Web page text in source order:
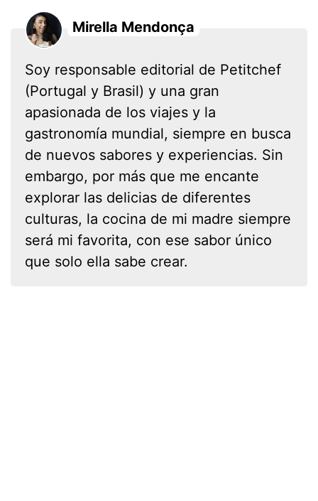
Mirella Mendonça
Soy responsable editorial de Petitchef
(Portugal y Brasil) y una gran
apasionada de los viajes y la
gastronomía mundial, siempre en busca
de nuevos sabores y experiencias. Sin
embargo, por más que me encante
explorar las delicias de diferentes
culturas, la cocina de mi madre siempre
será mi favorita, con ese sabor único
que solo ella sabe crear.